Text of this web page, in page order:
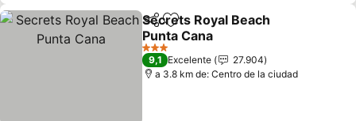
CompartirAñadir a favoritos
Secrets Royal Beach
Punta Cana
Ver precios
3 Estrellas
9,1 Excelente
27.904
a 3.8 km de: Centro de la ciudad